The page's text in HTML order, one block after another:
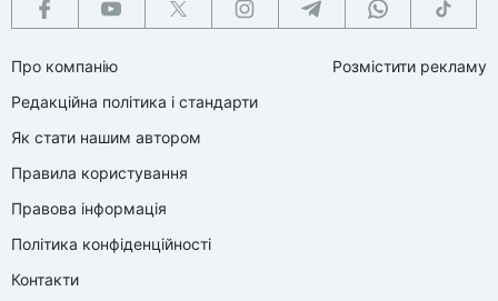
Про компанію
Редакційна політика і стандарти
Як стати нашим автором
Правила користування
Правова інформація
Політика конфіденційності
Контакти
Розмістити рекламу